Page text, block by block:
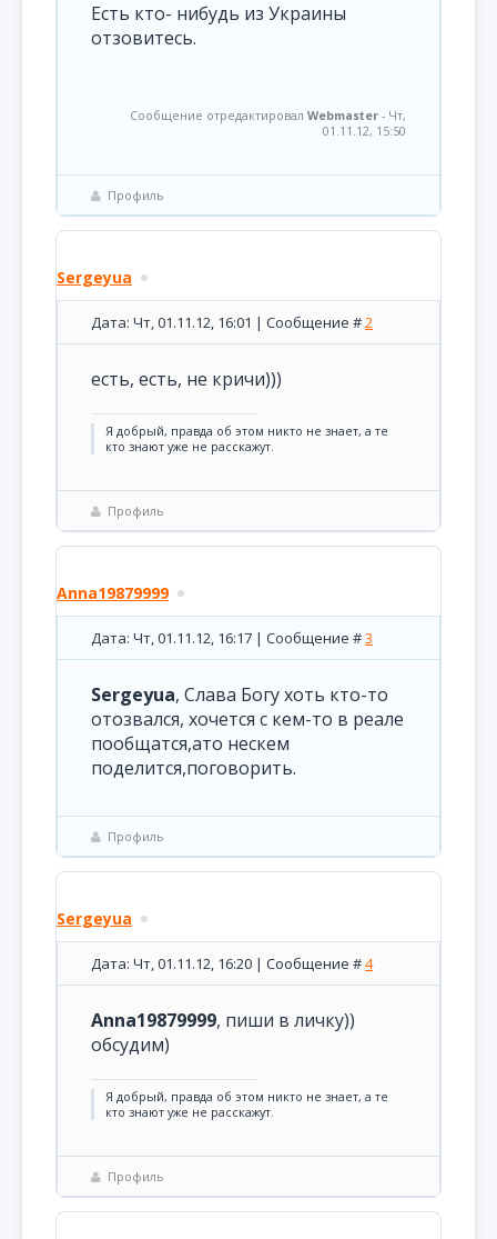
Есть кто- нибудь из Украины
отзовитесь.
Сообщение отредактировал Webmaster - Чт,
01.11.12, 15:50
Профиль
Sergeyua
Дата: Чт, 01.11.12, 16:01 | Сообщение #2
есть, есть, не кричи)))
Я добрый, правда об этом никто не знает, а те
кто знают уже не расскажут.
Профиль
Anna19879999
Дата: Чт, 01.11.12, 16:17 | Сообщение #3
Sergeyua, Слава Богу хоть кто-то
отозвался, хочется с кем-то в реале
пообщатся,ато нескем
поделится,поговорить.
Профиль
Sergeyua
Дата: Чт, 01.11.12, 16:20 | Сообщение #4
Anna19879999, пиши в личку))
обсудим)
Я добрый, правда об этом никто не знает, а те
кто знают уже не расскажут.
Профиль